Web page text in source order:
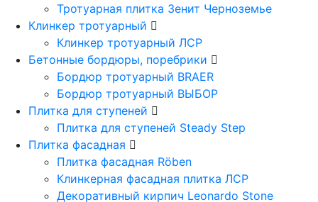
Тротуарная плитка Зенит Черноземье
Клинкер тротуарный
Клинкер тротуарный ЛСР
Бетонные бордюры, поребрики
Бордюр тротуарный BRAER
Бордюр тротуарный ВЫБОР
Плитка для ступеней
Плитка для ступеней Steady Step
Плитка фасадная
Плитка фасадная Röben
Клинкерная фасадная плитка ЛСР
Декоративный кирпич Leonardo Stone